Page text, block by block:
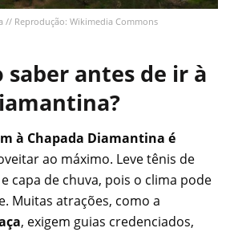
// Reprodução: Wikimedia Commons
saber antes de ir à
à Chapada Diamantina é
ao máximo. Leve tênis de
capa de chuva, pois o clima pode
Muitas atrações, como a
, exigem guias credenciados,